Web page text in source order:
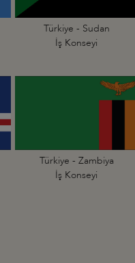
Türkiye - Sudan
İş Konseyi
Türkiye - Zambiya
İş Konseyi